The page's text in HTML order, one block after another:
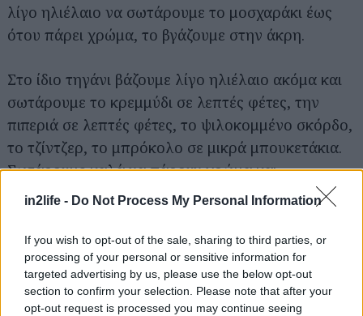
in2life - Do Not Process My Personal Information
If you wish to opt-out of the sale, sharing to third parties, or
processing of your personal or sensitive information for
targeted advertising by us, please use the below opt-out
section to confirm your selection. Please note that after your
opt-out request is processed you may continue seeing
λίγο ηλιέλαιο να σωτάρουμε το μοσχαράκι έως
ότου πάρει χρώμα, το βγάζουμε στην άκρη.
Στο ίδιο τηγάνι βάζουμε λίγο ηλιέλαιο ακόμα και
σωτάρουμε το κρεμμύδι σε λεπτές φέτες, την
πιπεριά σε λεπτές φέτες, το ψιλοκομμένο σκόρδο,
το τζίντζερ, το μπρόκολο σε μικρά μπουκετάκια.
Σωτάρουμε καλά να πάρουν χρώμα και
προσθέτουμε τον ζωμό κοτόπουλο.
Σε ενα μπολ βάζουμε 1 κ.τ.γ ζάχαρη, 1 κ.τ.σ
σησαμέλαιο, 4 κ.τ.σ σόγια σος, ανακατεύουμε και
τα ρίχνουμε στο τηγάνι και αφήνουμε 2 λεπτά να
δέσει η σάλτσα μας.